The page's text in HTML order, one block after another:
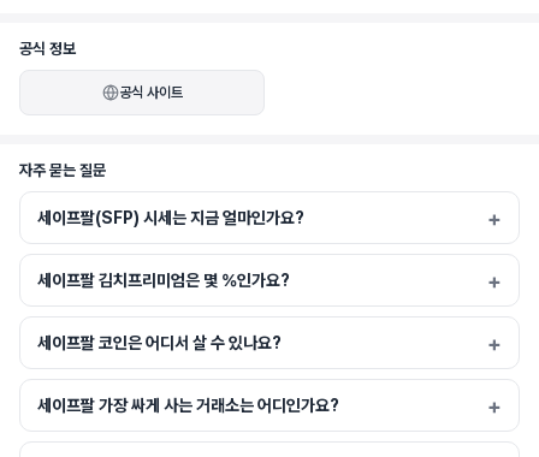
공식 정보
공식 사이트
자주 묻는 질문
세이프팔(SFP) 시세는 지금 얼마인가요?
세이프팔 김치프리미엄은 몇 %인가요?
세이프팔 코인은 어디서 살 수 있나요?
세이프팔 가장 싸게 사는 거래소는 어디인가요?